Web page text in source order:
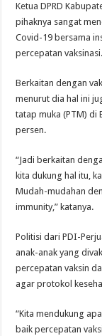
Ketua DPRD
pihaknya sangat
Covid-19 bersama
percepatan vaksinasi.
Berkaitan dengan
menurut dia hal ini
tatap muka (PTM) di
persen.
“Jadi berkaitan
kita dukung hal itu,
Mudah-mudahan
immunity,” katanya.
Politisi dari PDI-
anak-anak yang
percepatan vaksin
agar protokol
“Kita mendukung
baik percepatan